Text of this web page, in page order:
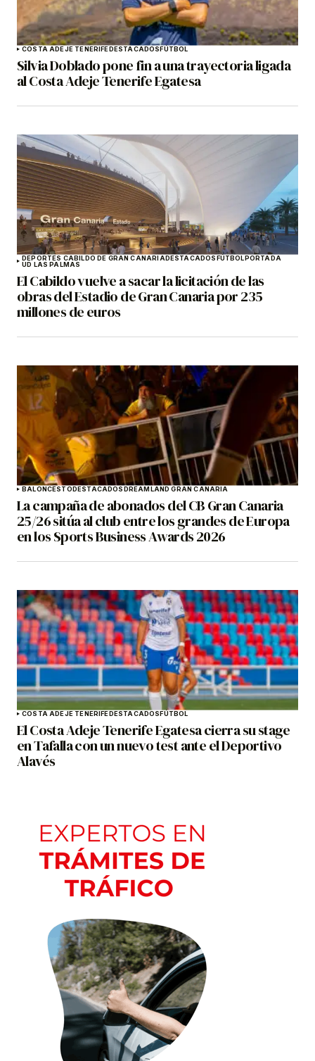
COSTA ADEJE TENERIFEDESTACADOSFÚTBOL
Silvia Doblado pone fin a una trayectoria ligada
al Costa Adeje Tenerife Egatesa
DEPORTES CABILDO DE GRAN CANARIADESTACADOSFÚTBOLPORTADA
UD LAS PALMAS
El Cabildo vuelve a sacar la licitación de las
obras del Estadio de Gran Canaria por 235
millones de euros
BALONCESTODESTACADOSDREAMLAND GRAN CANARIA
La campaña de abonados del CB Gran Canaria
25/26 sitúa al club entre los grandes de Europa
en los Sports Business Awards 2026
COSTA ADEJE TENERIFEDESTACADOSFÚTBOL
El Costa Adeje Tenerife Egatesa cierra su stage
en Tafalla con un nuevo test ante el Deportivo
Alavés